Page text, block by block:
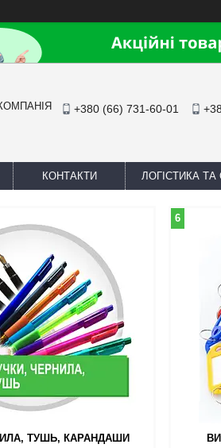
+380 (66) 731-60-01
КОНТАКТИ ЛОГІСТИКА ТА
ТУШЬ, КАРАНДАШИ
6